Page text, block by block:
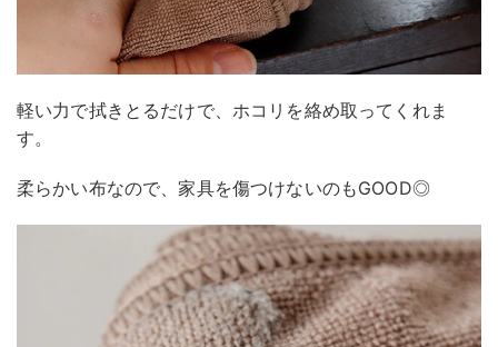
軽い力で拭きとるだけで、ホコリを絡め取ってくれま
す。
柔らかい布なので、家具を傷つけないのもGOOD◎